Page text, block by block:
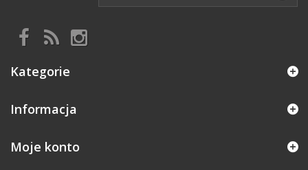
Kategorie
Informacja
Moje konto